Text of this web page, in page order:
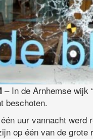
– In de Arnhemse wijk
beschoten.
uur vannacht werd
op één van de